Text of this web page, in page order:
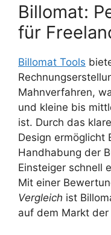
Billomat:
für
Billomat Tools
Mahnverfahren,
und kleine bis
ist. Durch das
Design ermöglicht
Handhabung der
Einsteiger schnell
Mit einer
Vergleich ist
auf dem Markt